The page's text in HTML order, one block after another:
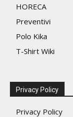
HORECA
Preventivi
Polo Kika
T-Shirt Wiki
Privacy Policy
Privacy Policy